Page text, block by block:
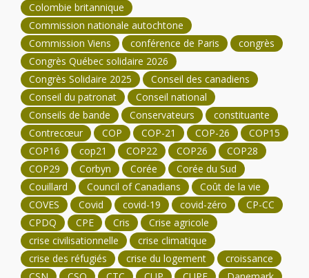
Colombie britannique
Commission nationale autochtone
Commission Viens
conférence de Paris
congrès
Congrès Québec solidaire 2026
Congrès Solidaire 2025
Conseil des canadiens
Conseil du patronat
Conseil national
Conseils de bande
Conservateurs
constituante
Contrecœur
COP COP-21 COP-26
COP15
COP16
cop21 COP22 COP26
COP28
COP29
Corbyn Corée
Corée du Sud
Couillard
Council of Canadians
Coût de la vie
COVES
Covid covid-19 covid-zéro
CP-CC
CPDQ
CPE Cris
Crise agricole
crise civilisationnelle
crise climatique
crise des réfugiés
crise du logement
croissance